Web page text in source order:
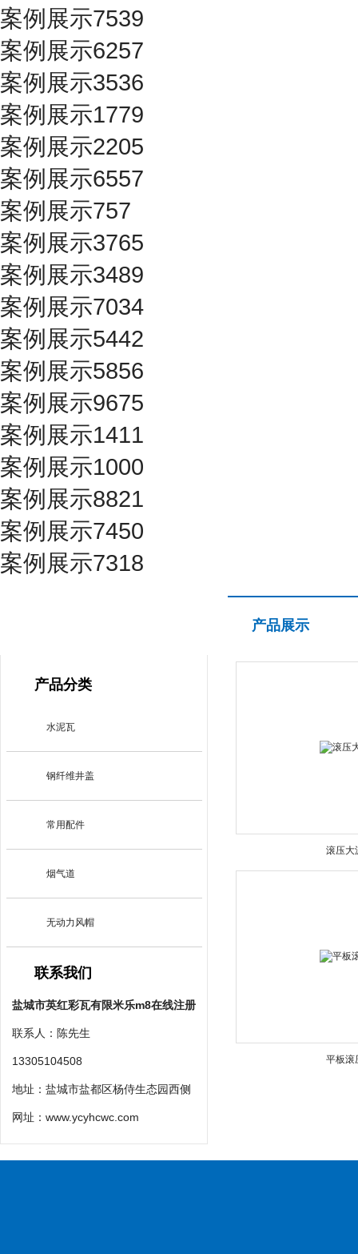
案例展示7539
案例展示6257
案例展示3536
案例展示1779
案例展示2205
案例展示6557
案例展示757
案例展示3765
案例展示3489
案例展示7034
案例展示5442
案例展示5856
案例展示9675
案例展示1411
案例展示1000
案例展示8821
案例展示7450
案例展示7318
产品分类
水泥瓦
钢纤维井盖
常用配件
烟气道
无动力风帽
联系我们
盐城市英红彩瓦有限米乐m8在线注册
联系人：陈先生
13305104508
地址：盐城市盐都区杨侍生态园西侧
网址： www.ycyhcwc.com
产品展示
滚压大
平板滚